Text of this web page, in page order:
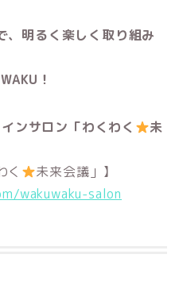
、明るく楽しく取り組み
！
ンサロン「わくわく
未
く
未来会議」】
wakuwaku-salon